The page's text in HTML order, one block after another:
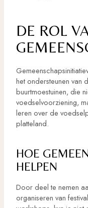
DE ROL
het ondersteunen van
buurtmoestuinen, die
voedselvoorziening,
leren over de
platteland.
HOE
HELPEN
Door deel te nemen
organiseren van